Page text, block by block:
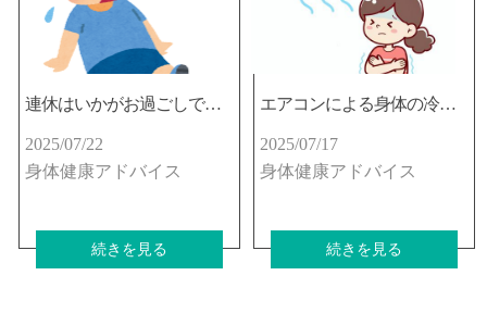
連休はいかがお過ごしでしたか？
2025/07/22
身体健康アドバイス
続きを見る
エアコンによる身体の冷えに心当たりありませんか？
2025/07/17
身体健康アドバイス
続きを見る